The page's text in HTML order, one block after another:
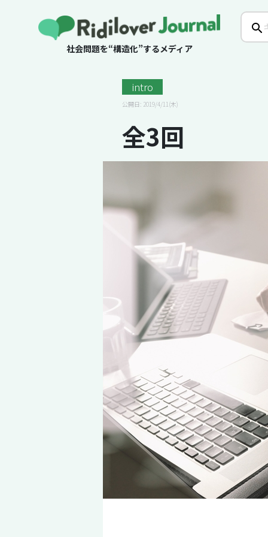
社会問題を“構造化”するメディア
intro
公開日: 2019/4/11(木)
全3回